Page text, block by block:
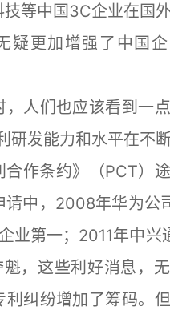
技等中国3C企业在国
疑更加增强了中国
人们也应该看到一点
研发能力和水平在不断
合作条约》（PCT）
请中，2008年华为公
业第一；2011年中兴
，这些利好消息，
利纠纷增加了筹码。